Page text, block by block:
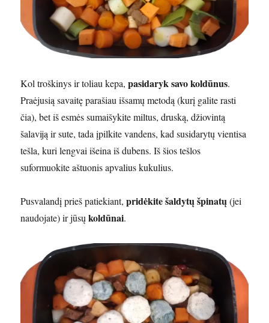
Kol troškinys ir toliau kepa,pasidaryk savo koldūnus.
Praėjusią savaitę parašiau išsamų metodą (kurį galite rasti
čia), bet iš esmės sumaišykite miltus, druską, džiovintą
šalaviją ir sute, tada įpilkite vandens, kad susidarytų vientisa
tešla, kuri lengvai išeina iš dubens. Iš šios tešlos
suformuokite aštuonis apvalius kukulius.
Pusvalandį prieš patiekiant,pridėkite šaldytų špinatų(jei
naudojate) ir jūsųkoldūnai.